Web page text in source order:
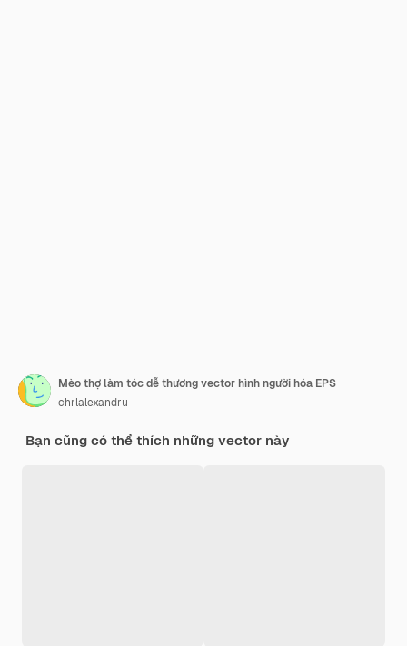
Mèo thợ làm tóc dễ thương vector hình người hóa EPS
chrlalexandru
Bạn cũng có thể thích những vector này